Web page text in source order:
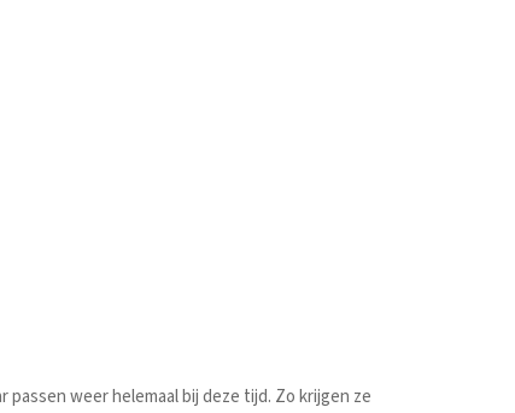
weer helemaal bij deze tijd. Zo krijgen ze